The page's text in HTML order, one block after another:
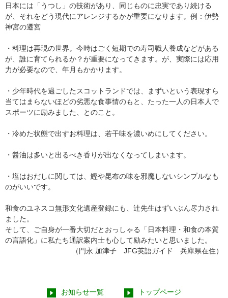
日本には「うつし」の技術があり、同じものに忠実であり続ける
が、それをどう現代にアレンジするかが重要になります。例：伊勢
神宮の遷宮
・料理は再現の世界。今時はごく短期での寿司職人養成などがある
が、誰に育てられるか？が重要になってきます。が、実際には応用
力が必要なので、年月もかかります。
・少年時代を過ごしたスコットランドでは、まずいという表現すら
当てはまらないほどの劣悪な食事情のもと、たった一人の日本人で
スポーツに励みました、とのこと。
・冷めた状態で出すお料理は、若干味を濃いめにしてください。
・醤油は多いと出るべき香りが出なくなってしまいます。
・塩はおだしに関しては、鰹や昆布の味を邪魔しないシンプルなも
のがいいです。
和食のユネスコ無形文化遺産登録にも、辻先生はずいぶん尽力され
ました。
そして、ご自身が一番大切だとおっしゃる「日本料理・和食の本質
の言語化」に私たち通訳案内士も心して励みたいと思いました。
（門永 加津子 JFG英語ガイド 兵庫県在住）
お知らせ一覧 トップページ